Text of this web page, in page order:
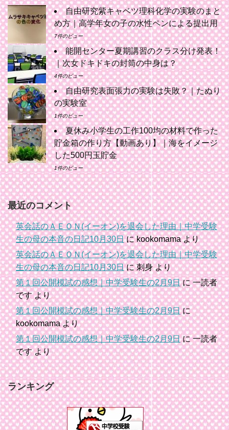
自由研究紫キャベツ理科化学の実験のまと
め方｜高学年女の子の水性ペンによる提出用
7件のビュー
能開センター夏期講習のクラス分け発表！
｜次女ドキドキの封筒の中身は？
4件のビュー
自由研究表面張力の実験は失敗？｜たぬり
の実験室
1件のビュー
夏休み小学生の工作100均の材料で作った
貯金箱の作り方【動画あり】｜海をイメージ
した500円玉貯金
1件のビュー
最近のコメント
英会話のＡＥＯＮ(イーオン)を退会した理由｜中学受験
生の母の本音の日記10月30日にkookomamaより
英会話のＡＥＯＮ(イーオン)を退会した理由｜中学受験
生の母の本音の日記10月30日に刺身より
第１回公開模試の感想｜中学受験生の2月9日に一読者
ですより
第１回公開模試の感想｜中学受験生の2月9日に
kookomamaより
第１回公開模試の感想｜中学受験生の2月9日に一読者
ですより
ランキング